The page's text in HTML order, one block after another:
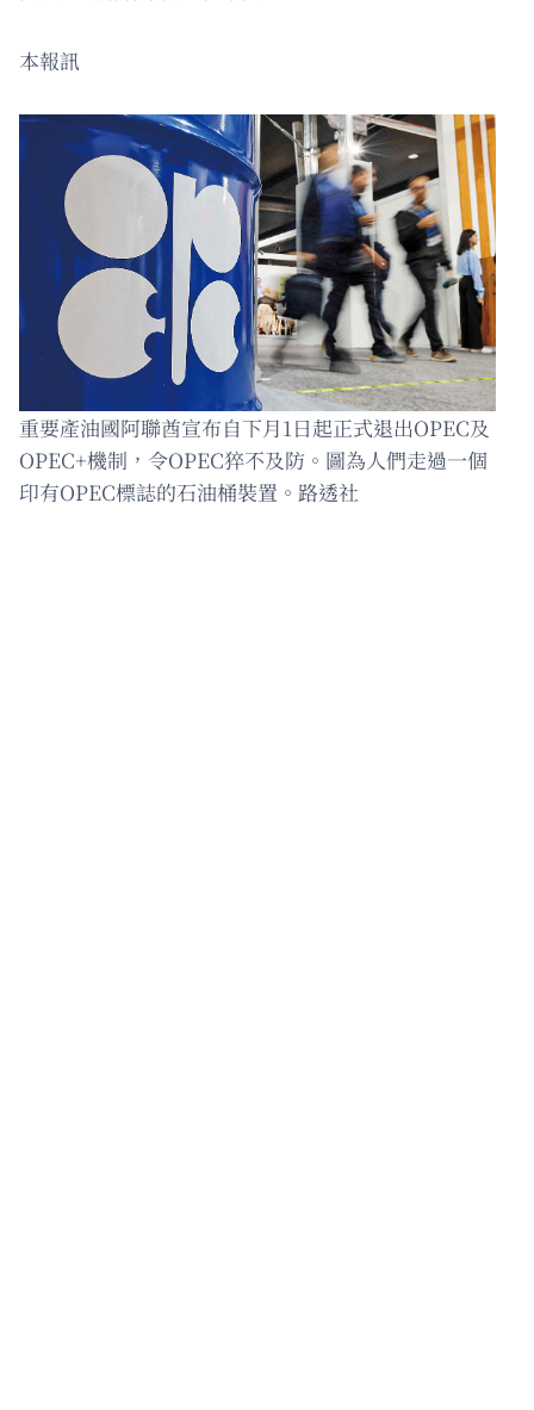
本報訊
重要產油國阿聯酋宣布自下月1日起正式退出OPEC及
OPEC+機制，令OPEC猝不及防。圖為人們走過一個
印有OPEC標誌的石油桶裝置。路透社